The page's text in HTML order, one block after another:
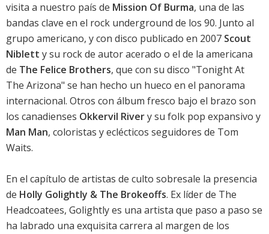
visita a nuestro país de Mission Of Burma, una de las
bandas clave en el rock underground de los 90. Junto al
grupo americano, y con disco publicado en 2007 Scout
Niblett y su rock de autor acerado o el de la americana
de The Felice Brothers, que con su disco "Tonight At
The Arizona" se han hecho un hueco en el panorama
internacional. Otros con álbum fresco bajo el brazo son
los canadienses Okkervil Rivery su folk pop expansivo y
Man Man, coloristas y eclécticos seguidores de Tom
Waits.
En el capítulo de artistas de culto sobresale la presencia
de Holly Golightly & The Brokeoffs. Ex líder de The
Headcoatees, Golightly es una artista que paso a paso se
ha labrado una exquisita carrera al margen de los